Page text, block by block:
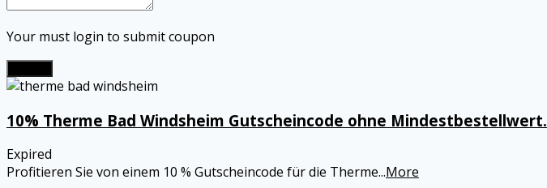
Your must login to submit coupon
10% Therme Bad Windsheim Gutscheincode ohne Mindestbestellwert.
Expired
Profitieren Sie von einem 10 % Gutscheincode für die Therme...More